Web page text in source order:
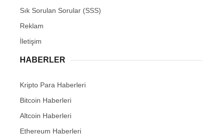
Sık Sorulan Sorular (SSS)
Reklam
İletişim
HABERLER
Kripto Para Haberleri
Bitcoin Haberleri
Altcoin Haberleri
Ethereum Haberleri